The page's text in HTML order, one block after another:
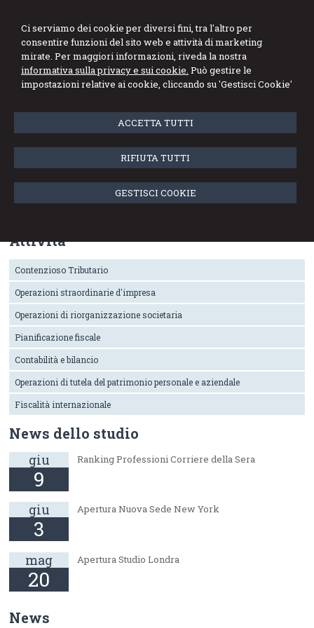
Ci serviamo dei cookie per diversi fini, tra l'altro per
consentire funzioni del sito web e attività di marketing
mirate. Per maggiori informazioni, riveda la nostra
informativa sulla privacy e sui cookie. Può gestire le
impostazioni relative ai cookie, cliccando su 'Gestisci Cookie'
ACCETTA TUTTI
RIFIUTA TUTTI
GESTISCI COOKIE
Stefano Marini
Dottore Commercialista Revisore Legale
Contenzioso Tributario - Operazioni
straordinarie d'impresa (Fusioni -
Scissioni - Trasformazioni -
Conferimento in società) - Operazioni di
di tutela del patrimonio personale -
Pianificazione fiscale
Attività
Contenzioso Tributario
Operazioni straordinarie d'impresa
Operazioni di riorganizzazione societaria
Pianificazione fiscale
Contabilità e bilancio
Operazioni di tutela del patrimonio personale e aziendale
Fiscalità internazionale
News dello studio
giu
9
Ranking Professioni Corriere della Sera
giu
3
Apertura Nuova Sede New York
mag
20
Apertura Studio Londra
News